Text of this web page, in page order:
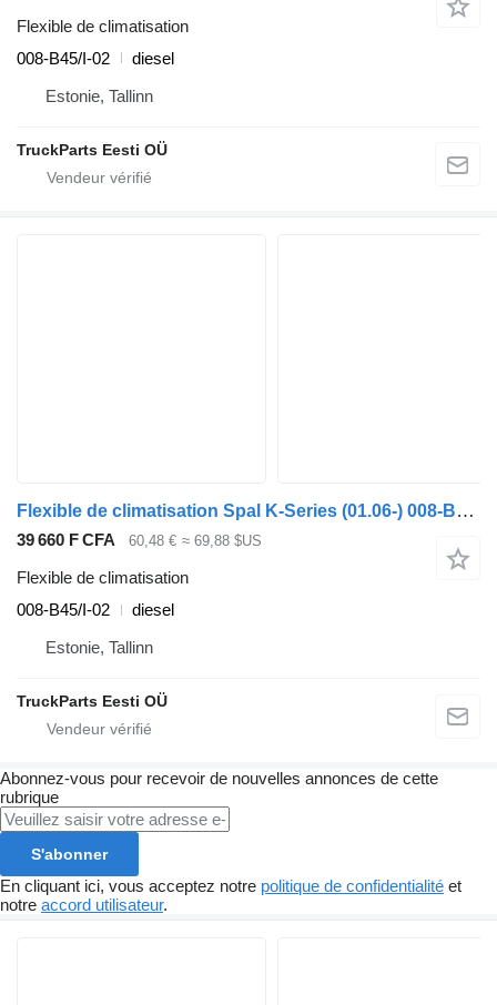
Flexible de climatisation
008-B45/I-02
diesel
Estonie, Tallinn
TruckParts Eesti OÜ
Flexible de climatisation Spal K-Series (01.06-) 008-B45/I-02 pour Scania K,N,F-series bus (2006-)
39 660 F CFA 60,48 € ≈ 69,88 $US
Flexible de climatisation
008-B45/I-02
diesel
Estonie, Tallinn
TruckParts Eesti OÜ
Abonnez-vous pour recevoir de nouvelles annonces de cette
rubrique
S'abonner
En cliquant ici, vous acceptez notre politique de confidentialité et
notre accord utilisateur.